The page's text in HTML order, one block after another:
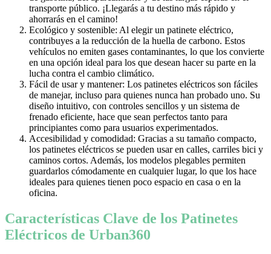
transporte público. ¡Llegarás a tu destino más rápido y
ahorrarás en el camino!
Ecológico y sostenible: Al elegir un patinete eléctrico,
contribuyes a la reducción de la huella de carbono. Estos
vehículos no emiten gases contaminantes, lo que los convierte
en una opción ideal para los que desean hacer su parte en la
lucha contra el cambio climático.
Fácil de usar y mantener: Los patinetes eléctricos son fáciles
de manejar, incluso para quienes nunca han probado uno. Su
diseño intuitivo, con controles sencillos y un sistema de
frenado eficiente, hace que sean perfectos tanto para
principiantes como para usuarios experimentados.
Accesibilidad y comodidad: Gracias a su tamaño compacto,
los patinetes eléctricos se pueden usar en calles, carriles bici y
caminos cortos. Además, los modelos plegables permiten
guardarlos cómodamente en cualquier lugar, lo que los hace
ideales para quienes tienen poco espacio en casa o en la
oficina.
Características Clave de los Patinetes
Eléctricos de Urban360